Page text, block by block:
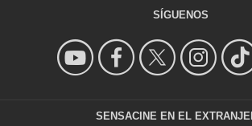
SÍGUENOS
SENSACINE EN EL